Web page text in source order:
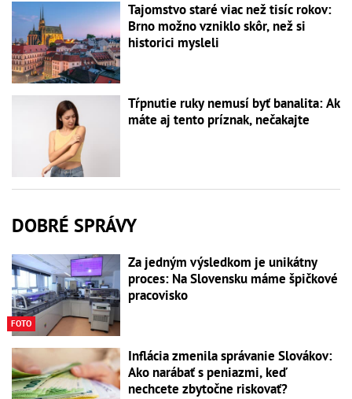
Tajomstvo staré viac než tisíc rokov:
Brno možno vzniklo skôr, než si
historici mysleli
Tŕpnutie ruky nemusí byť banalita: Ak
máte aj tento príznak, nečakajte
DOBRÉ SPRÁVY
FOTO
Za jedným výsledkom je unikátny
proces: Na Slovensku máme špičkové
pracovisko
Inflácia zmenila správanie Slovákov:
Ako narábať s peniazmi, keď
nechcete zbytočne riskovať?